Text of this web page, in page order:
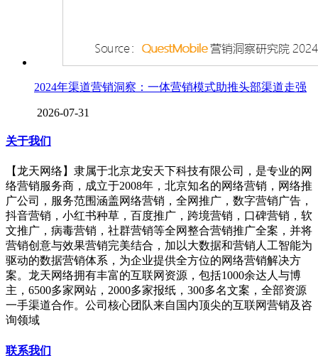
2024年渠道营销洞察：一体营销模式助推头部渠道走强
2026-07-31
关于我们
【龙天网络】隶属于北京龙安天下科技有限公司，是专业的网
络营销服务商，成立于2008年，北京知名的网络营销，网络推
广公司，服务范围涵盖网络营销，全网推广，数字营销广告，
抖音营销，小红书种草，百度推广，跨境营销，口碑营销，软
文推广，病毒营销，社群营销等全网整合营销推广全案，并将
营销创意与效果营销完美结合，加以大数据和营销人工智能为
驱动的数据营销体系，为企业提供全方位的网络营销解决方
案。龙天网络拥有丰富的互联网资源，包括1000余达人与博
主，6500多家网站，2000多家报纸，300多名文案，全部资源
一手渠道合作。公司核心团队来自国内顶尖的互联网营销及咨
询领域
联系我们